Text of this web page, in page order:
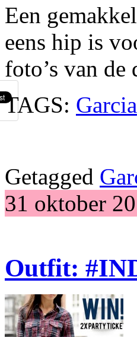
Een
eens hip is
foto’s van
TAGS: Garcia
Getagged
31 oktober
Outfit: